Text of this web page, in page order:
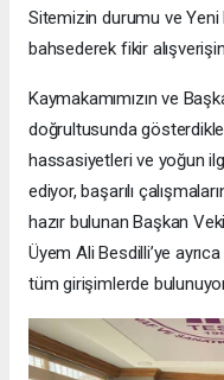
Sitemizin durumu ve
bahsederek fikir
Kaymakamımızın ve
doğrultusunda
hassasiyetleri ve yoğun
ediyor, başarılı
hazır bulunan Başkan
Üyem Ali Besdilli’ye
tüm girişimlerde